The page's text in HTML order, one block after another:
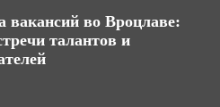
вакансий во Вроцлаве:
талантов и